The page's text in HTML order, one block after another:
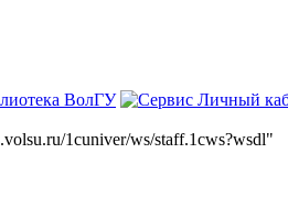
ВолГУ
1cuniver/ws/staff.1cws?wsdl"